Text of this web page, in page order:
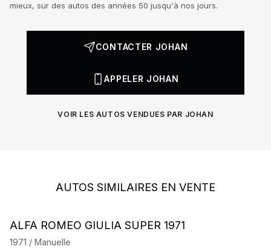
mieux, sur des autos des années 50 jusqu'à nos jours.
CONTACTER JOHAN
APPELER JOHAN
VOIR LES AUTOS VENDUES PAR JOHAN
AUTOS SIMILAIRES EN VENTE
ALFA ROMEO GIULIA SUPER 1971
1971 / Manuelle